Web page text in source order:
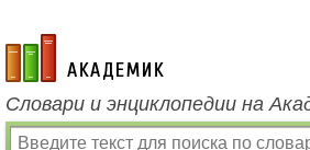
academic.ru
Словари и энциклопедии на